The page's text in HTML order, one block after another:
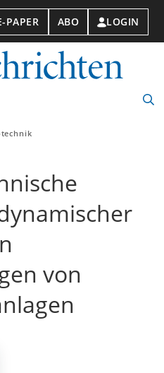
PAPER ABO LOGIN
von